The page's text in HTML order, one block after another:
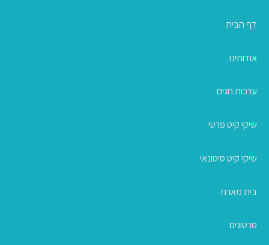
דף הבית
אודותינו
ערכות חגים
שיקי קיט פרטי
שיקי קיט סיטונאי
בית מארח
סרטונים